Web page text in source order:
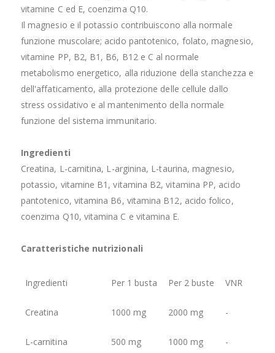
vitamine C ed E, coenzima Q10.
Il magnesio e il potassio contribuiscono alla normale
funzione muscolare; acido pantotenico, folato, magnesio,
vitamine PP, B2, B1, B6, B12 e C al normale
metabolismo energetico, alla riduzione della stanchezza e
dell'affaticamento, alla protezione delle cellule dallo
stress ossidativo e al mantenimento della normale
funzione del sistema immunitario.
Ingredienti
Creatina, L-carnitina, L-arginina, L-taurina, magnesio,
potassio, vitamine B1, vitamina B2, vitamina PP, acido
pantotenico, vitamina B6, vitamina B12, acido folico,
coenzima Q10, vitamina C e vitamina E.
Caratteristiche nutrizionali
Ingredienti Per 1 busta Per 2 buste VNR
Creatina 1000 mg 2000 mg -
L-carnitina 500 mg 1000 mg -